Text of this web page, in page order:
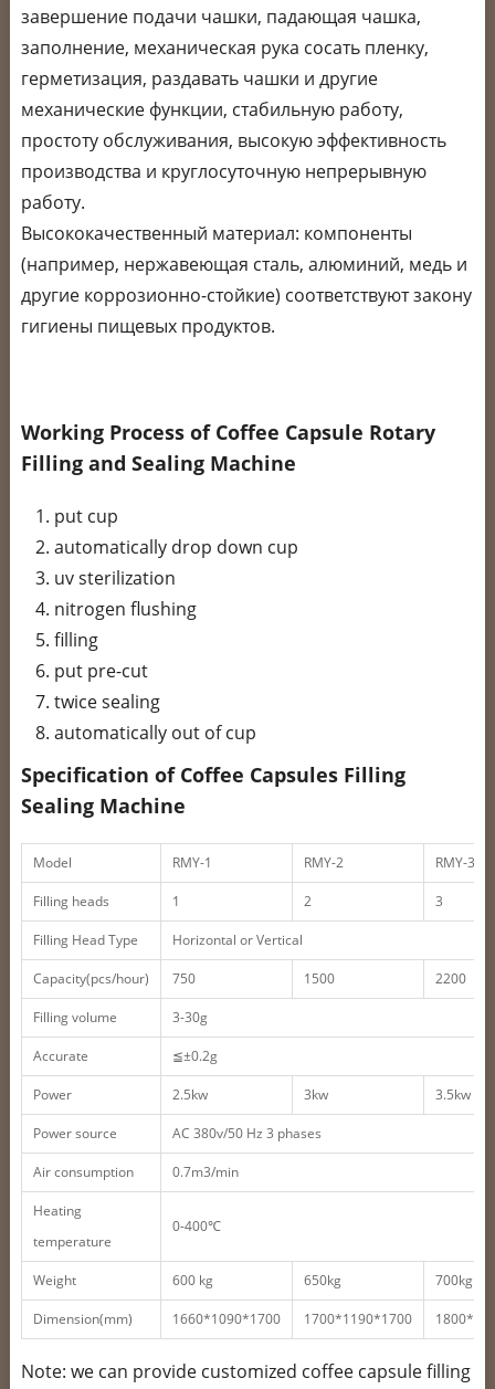
завершение подачи чашки, падающая чашка,
заполнение, механическая рука сосать пленку,
герметизация, раздавать чашки и другие
механические функции, стабильную работу,
простоту обслуживания, высокую эффективность
производства и круглосуточную непрерывную
работу.
Высококачественный материал: компоненты
(например, нержавеющая сталь, алюминий, медь и
другие коррозионно-стойкие) соответствуют закону
гигиены пищевых продуктов.
Working Process of Coffee Capsule Rotary
Filling and Sealing Machine
put cup
automatically drop down cup
uv sterilization
nitrogen flushing
filling
put pre-cut
twice sealing
automatically out of cup
Specification of Coffee Capsules Filling
Sealing Machine
Model RMY-1 RMY-2 RMY-3
Filling heads 1 2 3
Filling Head Type Horizontal or Vertical
Capacity(pcs/hour) 750 1500 2200
Filling volume 3-30g
Accurate ≦±0.2g
Power 2.5kw 3kw 3.5kw
Power source AC 380v/50 Hz 3 phases
Air consumption 0.7m3/min
Heating
temperature
0-400℃
Weight 600 kg 650kg 700kg
Dimension(mm) 1660*1090*1700 1700*1190*1700
Note: we can provide customized coffee capsule filling